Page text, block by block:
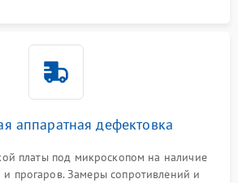
аппаратная дефектовка
платы под микроскопом на наличие
и прогаров. Замеры сопротивлений и